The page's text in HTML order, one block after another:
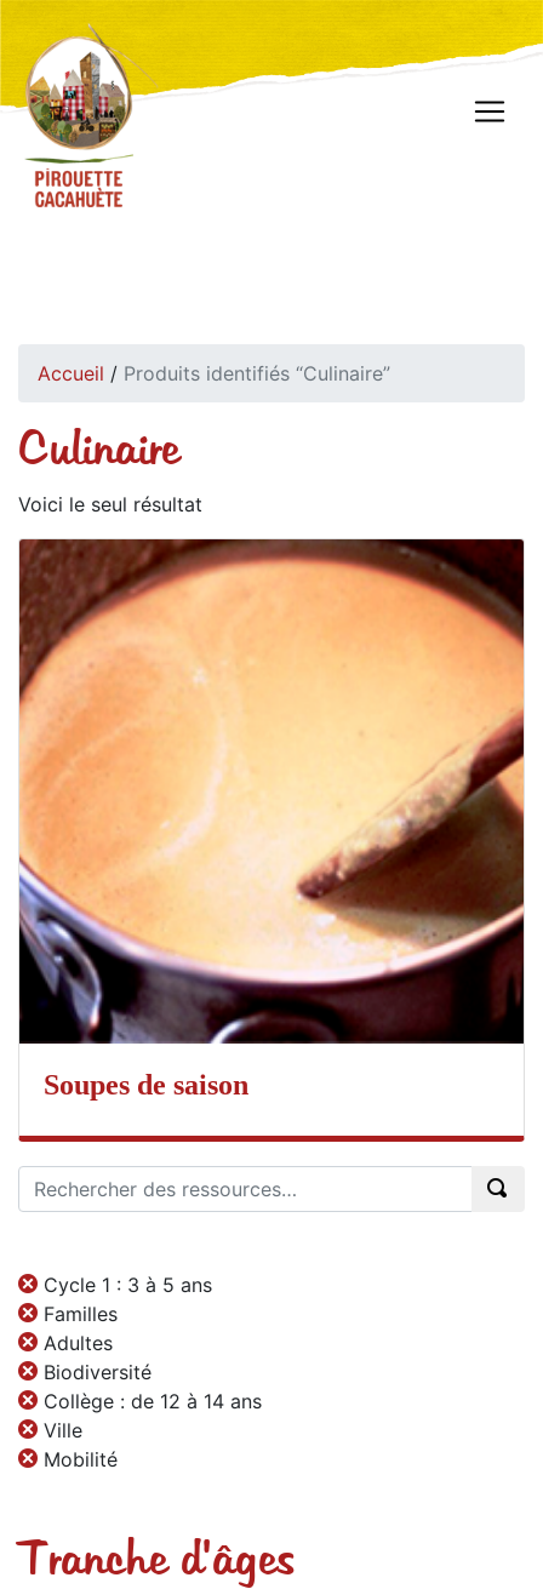
Accueil / Produits identifiés “Culinaire”
Culinaire
Voici le seul résultat
Soupes de saison
Cycle 1 : 3 à 5 ans
Familles
Adultes
Biodiversité
Collège : de 12 à 14 ans
Ville
Mobilité
Tranche d'âges